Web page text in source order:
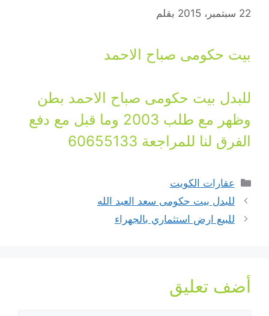
22 سبتمبر، 2015 بقلم
بيت حكومى صباح الاحمد
للبدل بيت حكومى صباح الاحمد بطن
وظهر مع طلب 2003 وما قبل مع دفع
الفرق لنا للمراجعة 60655133
التصنيفات
عقارات الكويت
للبدل بيت حكومى سعد العبد الله
للبيع ارض استثماري بالجهراء
أضف تعليق